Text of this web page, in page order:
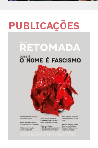
PUBLICAÇÕES